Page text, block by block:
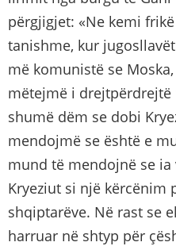
përgjigjet: «Ne kemi
tanishme, kur
më komunistë se
mëtejmë i drejtpërdrejtë
shumë dëm se dobi
mendojmë se është e
mund të mendojnë se
Kryeziut si një kërcënim
shqiptarëve. Në rast se
harruar në shtyp për